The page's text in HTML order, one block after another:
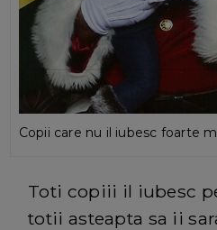
Copii care nu il iubesc foarte
Toti copiii il iubesc
totii asteapta sa ii